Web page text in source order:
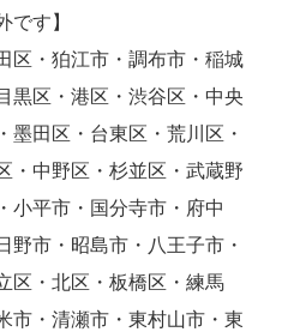
です】
区・狛江市・調布市・稲城
黒区・港区・渋谷区・中央
墨田区・台東区・荒川区・
・中野区・杉並区・武蔵野
小平市・国分寺市・府中
野市・昭島市・八王子市・
区・北区・板橋区・練馬
市・清瀬市・東村山市・東